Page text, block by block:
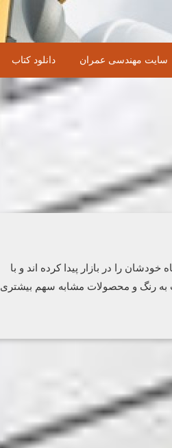
سایت مهندسی عمران دانلود کتاب
را در بازار پیدا کرده اند و با
به رنگ و محصولات مشابه سهم بیشتری